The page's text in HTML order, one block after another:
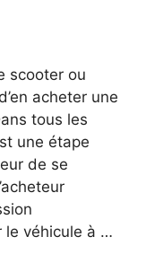
scooter ou
acheter une
tous les
une étape
de se
le véhicule à …